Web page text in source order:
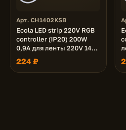
Арт. CH1402KSB
Ecola LED strip 220V RGB
controller (IP20) 200W
0,9A для ленты 220V 14x7
IP68 с кнопкой
переключения режимов
224 ₽